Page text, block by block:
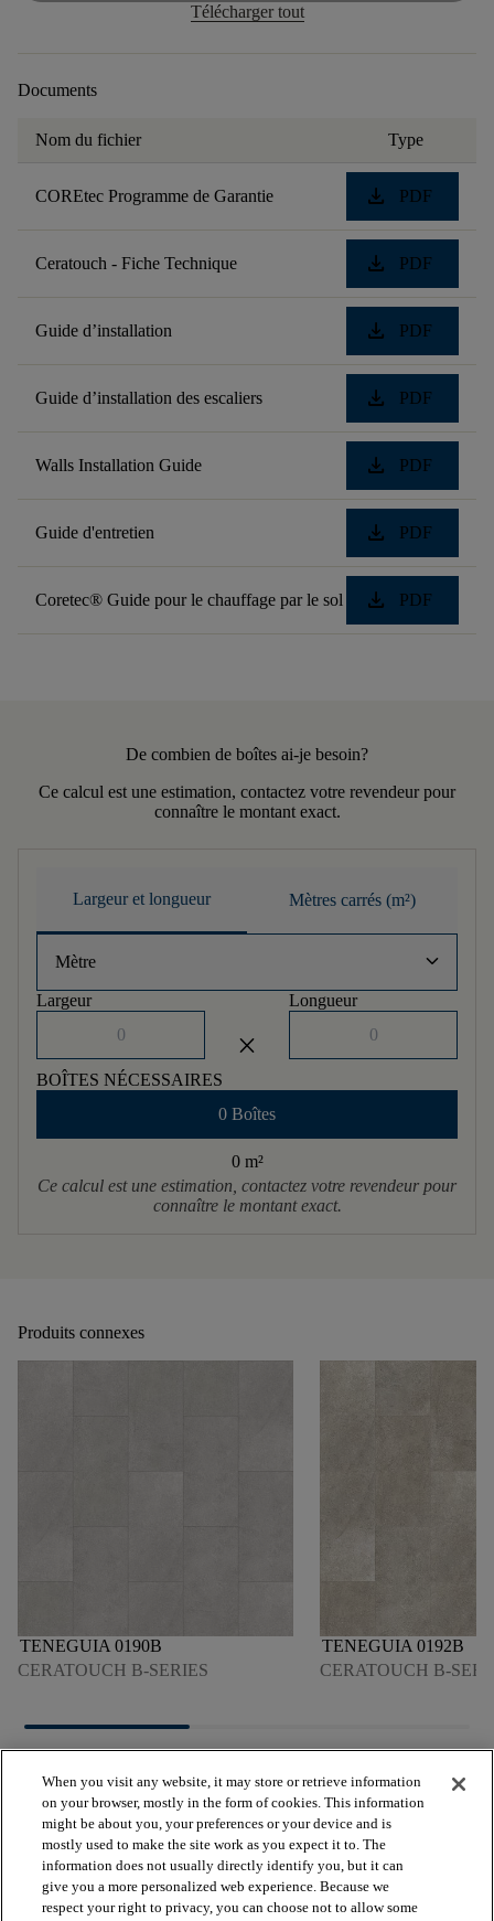
Télécharger tout
Documents
Nom du fichier Type
COREtec Programme de Garantie download PDF
Ceratouch - Fiche Technique download PDF
Guide d’installation download PDF
Guide d’installation des escaliers download PDF
Walls Installation Guide download PDF
Guide d'entretien download PDF
Coretec® Guide pour le chauffage par le sol download PDF
De combien de boîtes ai-je besoin?
Ce calcul est une estimation, contactez votre revendeur pour
connaître le montant exact.
Largeur et longueur Mètres carrés (m²)
Mètre keyboard_arrow_down
Largeur
close
Longueur
BOÎTES NÉCESSAIRES
0 Boîtes
0 m²
Ce calcul est une estimation, contactez votre revendeur pour
connaître le montant exact.
Produits connexes
TENEGUIA 0190B
CERATOUCH B-SERIES
TENEGUIA 0192B
CERATOUCH B-
VOIR LES PRODUITS
When you visit any website, it may store or retrieve information
on your browser, mostly in the form of cookies. This information
might be about you, your preferences or your device and is
mostly used to make the site work as you expect it to. The
information does not usually directly identify you, but it can
give you a more personalized web experience. Because we
respect your right to privacy, you can choose not to allow some